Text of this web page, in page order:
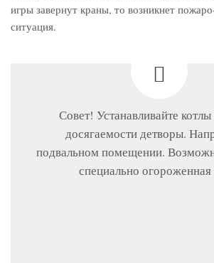
игры завернут краны, то возникнет
ситуация.
Совет! Устанавливайте
досягаемости детворы.
подвальном помещении.
специально огороженная